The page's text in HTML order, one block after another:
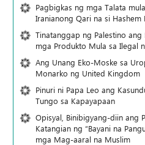
Pagbigkas ng mga Talata
Iranianong Qari na si Hashem
Tinatanggap ng Palestino
mga Produkto Mula sa Ilegal
Ang Unang Eko-Moske sa
Monarko ng United Kingdom
Pinuri ni Papa Leo ang
Tungo sa Kapayapaan
Opisyal, Binibigyang-diin ang
Katangian ng “Bayani na
mga Mag-aaral na Muslim